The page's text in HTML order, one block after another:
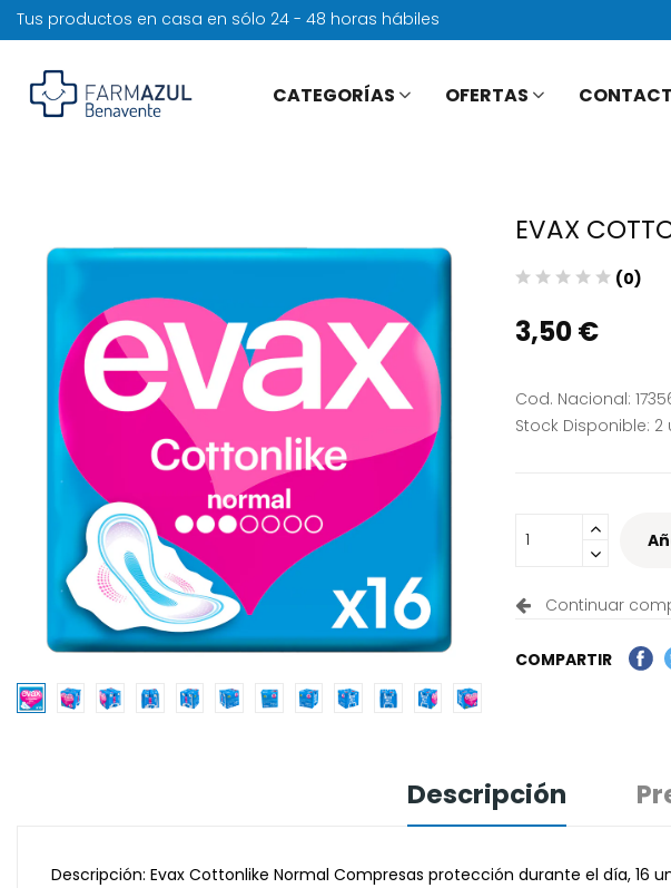
Tus productos en casa en sólo 24 - 48 horas hábiles
CATEGORÍAS OFERTAS
EVAX
(0)
3,50 €
Cod. Nacional:
Stock Disponible:
Continuar
COMPARTIR
Descripción
Descripción: Evax Cottonlike Normal Compresas protección durante el día,